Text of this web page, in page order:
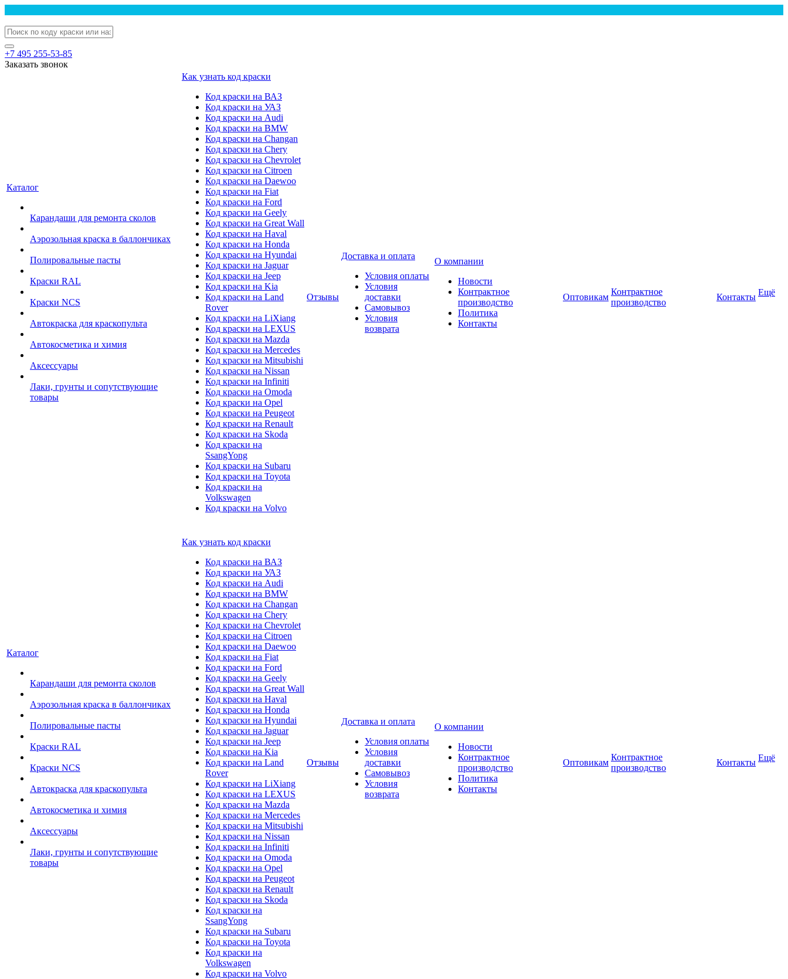
+7 495 255-53-85
Заказать звонок
Каталог
Карандаши для ремонта сколов
Аэрозольная краска в баллончиках
Полировальные пасты
Краски RAL
Краски NCS
Автокраска для краскопульта
Автокосметика и химия
Аксессуары
Лаки, грунты и сопутствующие
товары
Как узнать код краски
Код краски на ВАЗ
Код краски на УАЗ
Код краски на Audi
Код краски на BMW
Код краски на Changan
Код краски на Chery
Код краски на Chevrolet
Код краски на Citroen
Код краски на Daewoo
Код краски на Fiat
Код краски на Ford
Код краски на Geely
Код краски на Great Wall
Код краски на Haval
Код краски на Honda
Код краски на Hyundai
Код краски на Jaguar
Код краски на Jeep
Код краски на Kia
Код краски на Land
Rover
Код краски на LiXiang
Код краски на LEXUS
Код краски на Mazda
Код краски на Mercedes
Код краски на Mitsubishi
Код краски на Nissan
Код краски на Infiniti
Код краски на Omoda
Код краски на Opel
Код краски на Peugeot
Код краски на Renault
Код краски на Skoda
Код краски на
SsangYong
Код краски на Subaru
Код краски на Toyota
Код краски на
Volkswagen
Код краски на Volvo
Отзывы
Доставка и оплата
Условия оплаты
Условия
доставки
Самовывоз
Условия
возврата
О компании
Новости
Контрактное
производство
Политика
Контакты
Оптовикам
Контрактное
производство
Контакты Ещё
Каталог
Карандаши для ремонта сколов
Аэрозольная краска в баллончиках
Полировальные пасты
Краски RAL
Краски NCS
Автокраска для краскопульта
Автокосметика и химия
Аксессуары
Лаки, грунты и сопутствующие
товары
Как узнать код краски
Код краски на ВАЗ
Код краски на УАЗ
Код краски на Audi
Код краски на BMW
Код краски на Changan
Код краски на Chery
Код краски на Chevrolet
Код краски на Citroen
Код краски на Daewoo
Код краски на Fiat
Код краски на Ford
Код краски на Geely
Код краски на Great Wall
Код краски на Haval
Код краски на Honda
Код краски на Hyundai
Код краски на Jaguar
Код краски на Jeep
Код краски на Kia
Код краски на Land
Rover
Код краски на LiXiang
Код краски на LEXUS
Код краски на Mazda
Код краски на Mercedes
Код краски на Mitsubishi
Код краски на Nissan
Код краски на Infiniti
Код краски на Omoda
Код краски на Opel
Код краски на Peugeot
Код краски на Renault
Код краски на Skoda
Код краски на
SsangYong
Код краски на Subaru
Код краски на Toyota
Код краски на
Volkswagen
Код краски на Volvo
Отзывы
Доставка и оплата
Условия оплаты
Условия
доставки
Самовывоз
Условия
возврата
О компании
Новости
Контрактное
производство
Политика
Контакты
Оптовикам
Контрактное
производство
Контакты Ещё